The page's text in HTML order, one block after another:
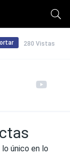
280 Vistas
único en lo